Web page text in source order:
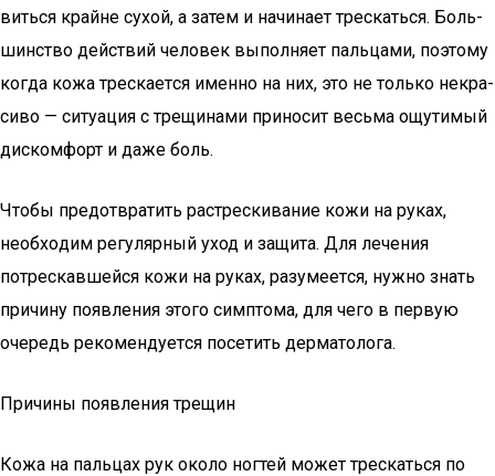
вить­ся крайне сухой, а затем и начи­на­ет трес­кать­ся. Боль­
шин­ство дей­ствий чело­век выпол­ня­ет паль­ца­ми, поэто­му
когда кожа трес­ка­ет­ся имен­но на них, это не толь­ко некра­
си­во — ситу­а­ция с тре­щи­на­ми при­но­сит весь­ма ощу­ти­мый
дис­ком­форт и даже боль.
Что­бы предот­вра­тить рас­трес­ки­ва­ние кожи на руках,
необ­хо­дим регу­ляр­ный уход и защи­та. Для лече­ния
потрес­кав­шей­ся кожи на руках, разу­ме­ет­ся, нуж­но знать
при­чи­ну появ­ле­ния это­го симп­то­ма, для чего в первую
оче­редь реко­мен­ду­ет­ся посе­тить дерматолога.
Причины появления трещин
Кожа на пальцах рук около ногтей может трескаться по